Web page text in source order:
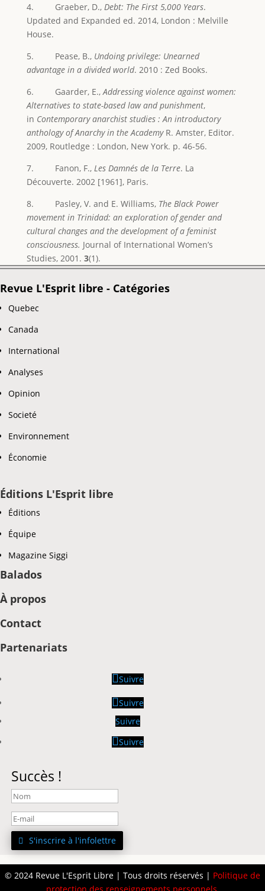
4. Graeber, D., Debt: The First 5,000 Years.
Updated and Expanded ed. 2014, London : Melville
House.
5. Pease, B., Undoing privilege: Unearned
advantage in a divided world. 2010 : Zed Books.
6. Gaarder, E., Addressing violence against women:
Alternatives to state-based law and punishment,
in Contemporary anarchist studies : An introductory
anthology of Anarchy in the Academy R. Amster, Editor.
2009, Routledge : London, New York. p. 46-56.
7. Fanon, F., Les Damnés de la Terre. La
Découverte. 2002 [1961], Paris.
8. Pasley, V. and E. Williams, The Black Power
movement in Trinidad: an exploration of gender and
cultural changes and the development of a feminist
consciousness. Journal of International Women’s
Studies, 2001. 3(1).
Revue L'Esprit libre - Catégories
Quebec
Canada
International
Analyses
Opinion
Societé
Environnement
Économie
Éditions L'Esprit libre
Éditions
Équipe
Magazine Siggi
Balados
À propos
Contact
Partenariats
Suivre
Suivre
Suivre
Suivre
Succès !
S'inscrire à l'infolettre
© 2024 Revue L'Esprit Libre | Tous droits réservés | Politique de
protection des renseignements personnels